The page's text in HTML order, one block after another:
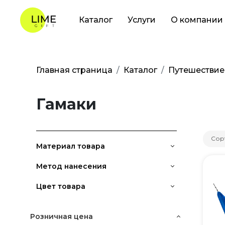
Каталог Услуги О компании
Главная страница Каталог
Гамаки
Материал товара
Метод нанесения
Цвет товара
Розничная цена